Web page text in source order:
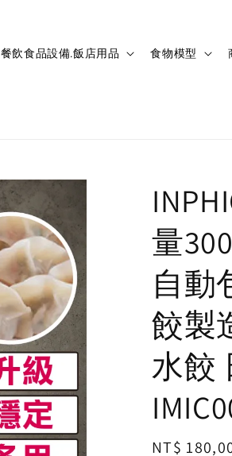
餐飲食品設備.飯店用品 食物模型
量
自動
餃製
水餃
Regular
NT$